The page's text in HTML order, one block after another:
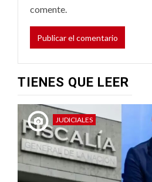
comente.
TIENES QUE LEER
JUDICIALES